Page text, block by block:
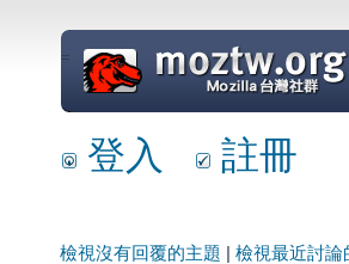
=
登入 註冊
檢視沒有回覆的主題 檢視最近討論